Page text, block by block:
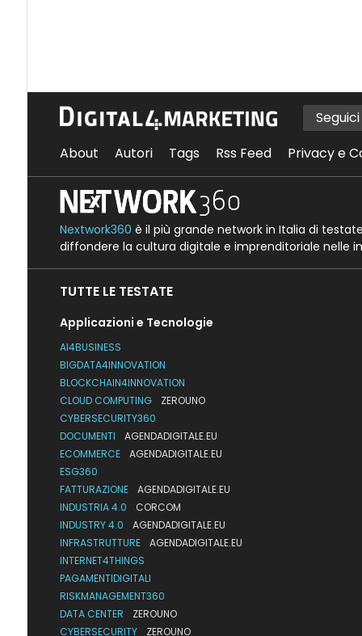
Seguici
About
Autori Tags Rss Feed Privacy e
Nextwork360 è il più grande network in Italia di
diffondere la cultura digitale e imprenditoriale nelle
TUTTE LE TESTATE
Applicazioni e Tecnologie
AI4BUSINESS
BIGDATA4INNOVATION
BLOCKCHAIN4INNOVATION
CLOUD COMPUTING
ZEROUNO
CYBERSECURITY360
DOCUMENTI
AGENDADIGITALE.EU
ECOMMERCE
AGENDADIGITALE.EU
ESG360
FATTURAZIONE
AGENDADIGITALE.EU
INDUSTRIA 4.0
CORCOM
INDUSTRY 4.0
AGENDADIGITALE.EU
INFRASTRUTTURE
AGENDADIGITALE.EU
INTERNET4THINGS
PAGAMENTIDIGITALI
RISKMANAGEMENT360
DATA CENTER
ZEROUNO
CYBERSECURITY
ZEROUNO